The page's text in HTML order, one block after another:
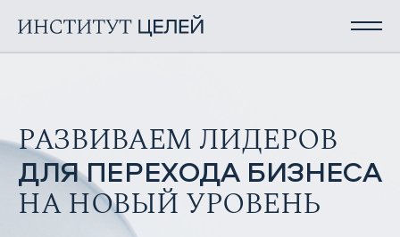
Что мы делаем
Команда
РАЗВИВАЕМ ЛИДЕРОВ
ДЛЯ ПЕРЕХОДА БИЗНЕСА
НА НОВЫЙ УРОВЕНЬ